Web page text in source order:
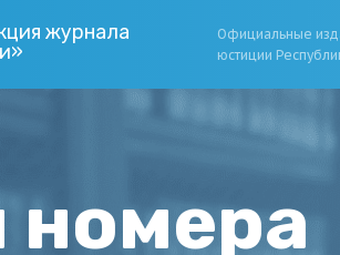
журнала
Официальные
юстиции
номера